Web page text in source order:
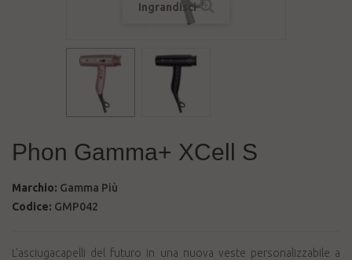
Ingrandisci
Phon Gamma+ XCell S
Marchio: Gamma Più
Codice: GMP042
L'asciugacapelli del futuro in una nuova veste personalizzabile a